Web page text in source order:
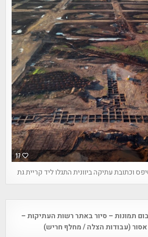
17
וכתובת עתיקה ביוונית התגלו ליד קריית גת
תמונות – סיור באתר רשות העתיקות –
אסור (עבודות הצלה / מחלף חריש)